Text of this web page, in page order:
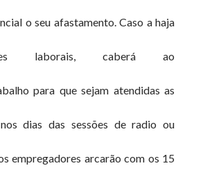
o seu afastamento. Caso a haja
laborais, caberá ao
para que sejam atendidas as
dias das sessões de radio ou
empregadores arcarão com os 15